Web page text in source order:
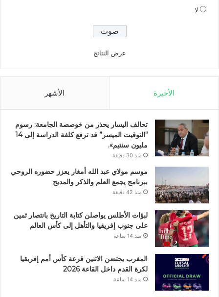
لا
عرض النتائج
الأخيرة الأشهر
تحالف اليسار يحذر من خوصصة الجامعة: رسوم
“التوقيت الميسر” قد ترفع كلفة الدراسة إلى 14
مليون سنتيم».
منذ 30 دقيقة
موسم مولاي عبد الله أمغار يعزز حضوره الروحي
ببرنامج يجمع العلم والذكر والمديح
منذ 42 دقيقة
لبؤات الأطلس يواصلن كتابة التاريخ بانتصار ثمين
على جنوب إفريقيا والتأهل إلى كأس العالم
منذ 14 ساعة
المغرب يحتضن الاثنين قرعة كأس أمم إفريقيا
لكرة القدم داخل القاعة 2026
منذ 14 ساعة